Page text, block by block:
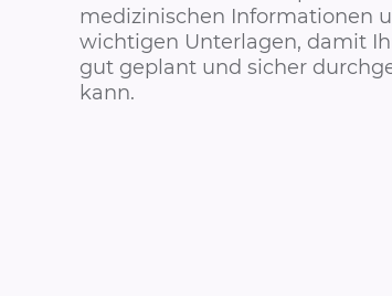
medizinischen Informationen
wichtigen Unterlagen, damit
gut geplant und sicher
kann.